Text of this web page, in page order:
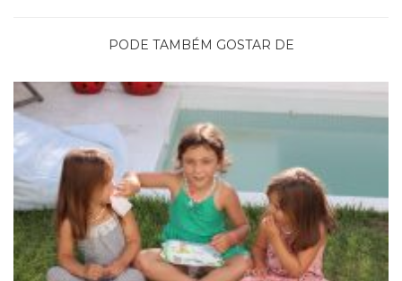
PODE TAMBÉM GOSTAR DE